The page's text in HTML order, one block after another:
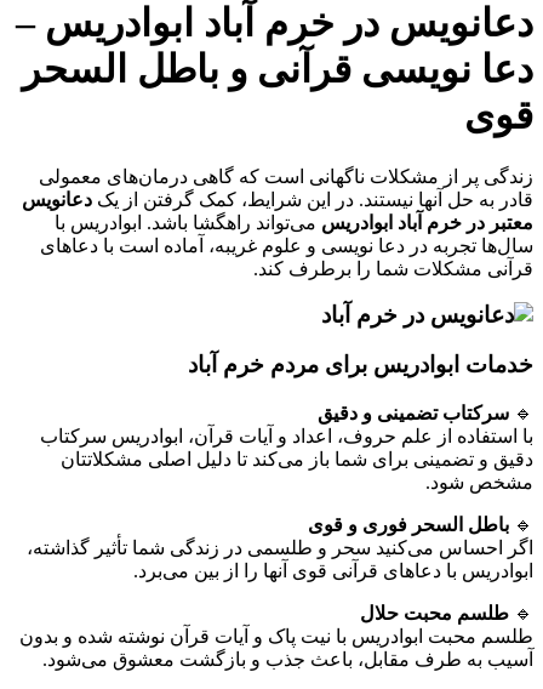
دعانویس در خرم آباد ابوادریس –
دعا نویسی قرآنی و باطل السحر
قوی
زندگی پر از مشکلات ناگهانی است که گاهی درمان‌های معمولی
قادر به حل آنها نیستند. در این شرایط، کمک گرفتن از یک دعانویس
معتبر در خرم آباد ابوادریس می‌تواند راهگشا باشد. ابوادریس با
سال‌ها تجربه در دعا نویسی و علوم غریبه، آماده است با دعاهای
قرآنی مشکلات شما را برطرف کند.
خدمات ابوادریس برای مردم خرم آباد
🔹 سرکتاب تضمینی و دقیق
با استفاده از علم حروف، اعداد و آیات قرآن، ابوادریس سرکتاب
دقیق و تضمینی برای شما باز می‌کند تا دلیل اصلی مشکلاتتان
مشخص شود.
🔹 باطل السحر فوری و قوی
اگر احساس می‌کنید سحر و طلسمی در زندگی شما تأثیر گذاشته،
ابوادریس با دعاهای قرآنی قوی آنها را از بین می‌برد.
🔹 طلسم محبت حلال
طلسم محبت ابوادریس با نیت پاک و آیات قرآن نوشته شده و بدون
آسیب به طرف مقابل، باعث جذب و بازگشت معشوق می‌شود.